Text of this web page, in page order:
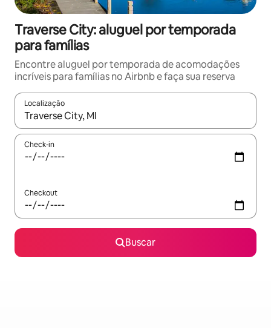
Traverse City: aluguel por temporada
para famílias
Encontre aluguel por temporada de acomodações
incríveis para famílias no Airbnb e faça sua reserva
Localização
Quando os resultados estiverem disponíveis, explore-os
Check-in
Checkout
Buscar